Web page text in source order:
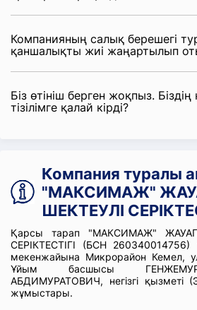
Компанияның салық берешегі
қаншалықты жиі жаңартылып
Біз өтініш берген жоқпыз.
тізілімге қалай кірді?
Компания туралы
"МАКСИМАЖ"
ШЕКТЕУЛІ
Қарсы тарап "МАКСИМАЖ"
СЕРІКТЕСТІГІ (БСН 260340014756)
мекенжайына Микрорайон Кемел,
Ұйым басшысы
АБДИМУРАТОВИЧ, негізгі
жұмыстары.